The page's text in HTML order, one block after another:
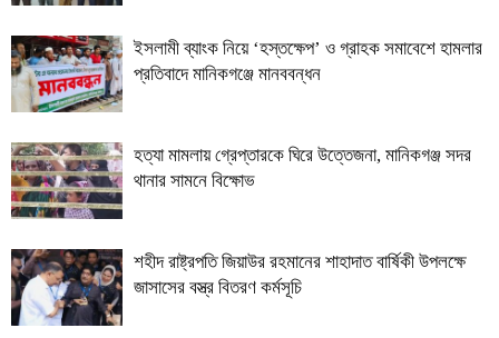
ইসলামী ব্যাংক নিয়ে ‘হস্তক্ষেপ’ ও গ্রাহক সমাবেশে হামলার
প্রতিবাদে মানিকগঞ্জে মানববন্ধন
হত্যা মামলায় গ্রেপ্তারকে ঘিরে উত্তেজনা, মানিকগঞ্জ সদর
থানার সামনে বিক্ষোভ
শহীদ রাষ্ট্রপতি জিয়াউর রহমানের শাহাদাত বার্ষিকী উপলক্ষে
জাসাসের বস্ত্র বিতরণ কর্মসূচি